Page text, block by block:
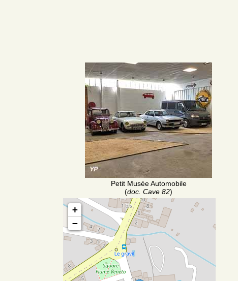
Petit Musée Automobile
(doc. Cave 82)
+
−